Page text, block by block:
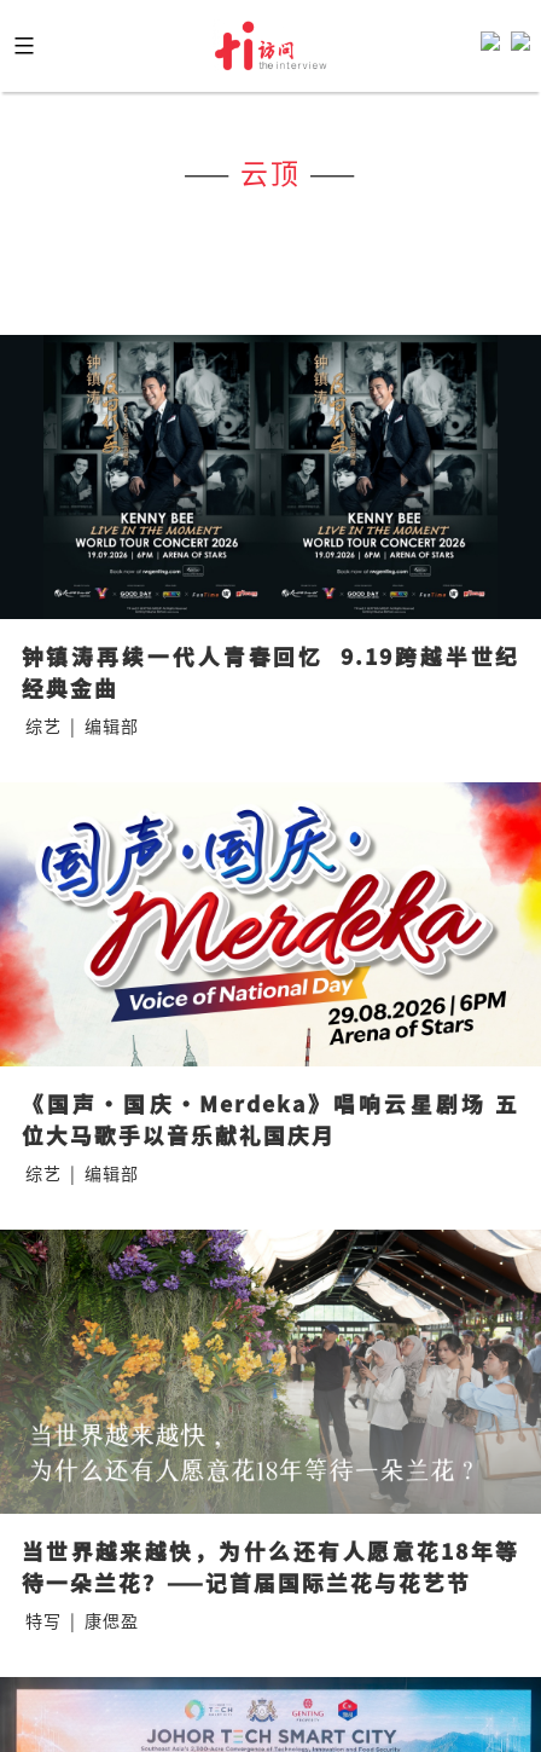
to
content
—— 云顶 ——
钟镇涛再续一代人青春回忆  9.19跨越半世纪
经典金曲
综艺 | 编辑部
《国声·国庆·Merdeka》唱响云星剧场 五
位大马歌手以音乐献礼国庆月
综艺 | 编辑部
当世界越来越快，为什么还有人愿意花18年等
待一朵兰花？——记首届国际兰花与花艺节
特写 | 康偲盈